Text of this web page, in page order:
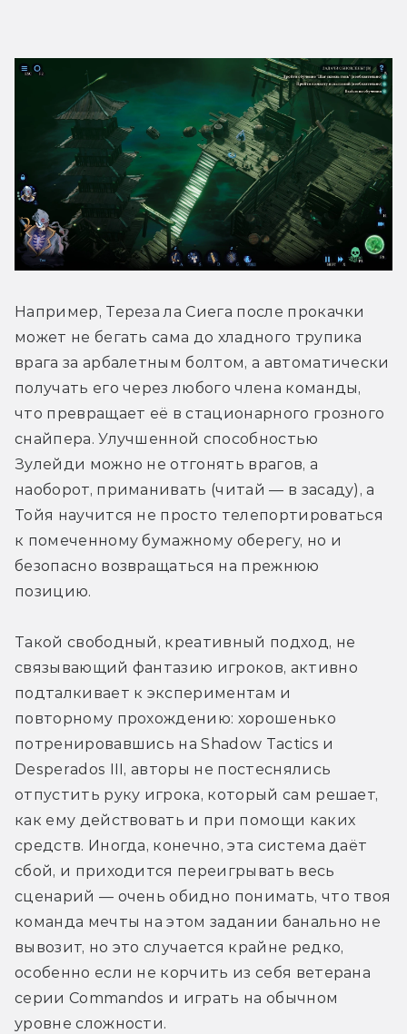
Например, Тереза ла Сиега после прокачки
может не бегать сама до хладного трупика
врага за арбалетным болтом, а автоматически
получать его через любого члена команды,
что превращает её в стационарного грозного
снайпера. Улучшенной способностью
Зулейди можно не отгонять врагов, а
наоборот, приманивать (читай — в засаду), а
Тойя научится не просто телепортироваться
к помеченному бумажному оберегу, но и
безопасно возвращаться на прежнюю
позицию.
Такой свободный, креативный подход, не
связывающий фантазию игроков, активно
подталкивает к экспериментам и
повторному прохождению: хорошенько
потренировавшись на Shadow Tactics и
Desperados III, авторы не постеснялись
отпустить руку игрока, который сам решает,
как ему действовать и при помощи каких
средств. Иногда, конечно, эта система даёт
сбой, и приходится переигрывать весь
сценарий — очень обидно понимать, что твоя
команда мечты на этом задании банально не
вывозит, но это случается крайне редко,
особенно если не корчить из себя ветерана
серии Commandos и играть на обычном
уровне сложности.